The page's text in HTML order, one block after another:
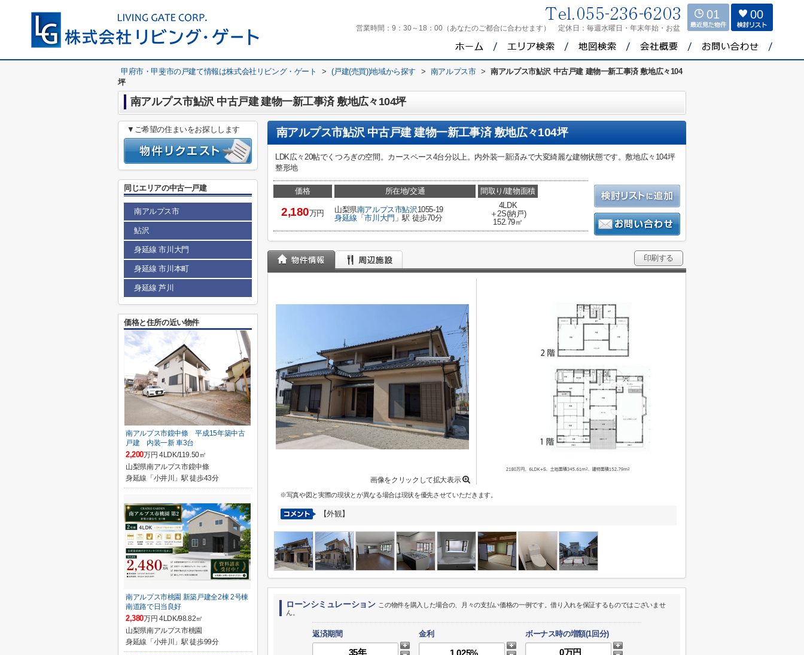
営業時間： 9：30～18：00（あなたのご都合に合わせます） 定休日： 毎週水曜日・年末年始・お盆
01 00
甲府市・甲斐市の戸建て情報は株式会社リビング・ゲート > (戸建(売買))地域から探す > 南アルプス市 >
南アルプス市鮎沢 中古戸建 建物一新工事済 敷地広々104
坪
南アルプス市鮎沢 中古戸建 建物一新工事済 敷地広々104坪
南アルプス市鮎沢 中古戸建 建物一新工事済 敷地広々104坪
LDK広々20帖でくつろぎの空間。カースペース4台分以上。内外装一新済みで大変綺麗な建物状態です。敷地広々104坪
整形地
価格
2,180万円
所在地/交通
山梨県南アルプス市鮎沢 1055-19
身延線 「市川大門 」駅 徒歩70分
間取り/建物面積
4LDK
＋2S(納戸)
152.79㎡
印刷する
画像をクリックして拡大表示
※写真や図と実際の現状とが異なる場合は現状を優先させていただきます。
【外観】
ローンシミュレーション この物件を購入した場合の、月々の支払い価格の一例です。借り入れを保証するものではございませ
ん。
返済期間 金利 ボーナス時の増額(1回分)
▼ご希望の住まいをお探しします
同じエリアの中古一戸建
南アルプス市
鮎沢
身延線 市川大門
身延線 市川本町
身延線 芦川
価格と住所の近い物件
南アルプス市鏡中條 平成15年築中古
戸建 内装一新 車3台
2,200万円 4LDK/119.50㎡
山梨県南アルプス市鏡中條
身延線「小井川」駅 徒歩43分
南アルプス市桃園 新築戸建全2棟 2号棟
南道路で日当良好
2,380万円 4LDK/98.82㎡
山梨県南アルプス市桃園
身延線「小井川」駅 徒歩99分